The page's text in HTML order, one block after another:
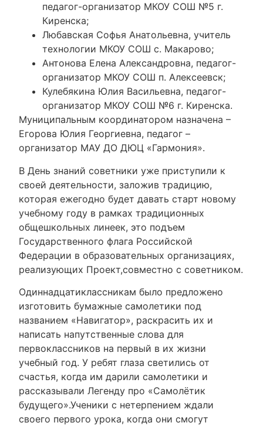
педагог-организатор МКОУ СОШ №5 г.
Киренска;
Любавская Софья Анатольевна, учитель
технологии МКОУ СОШ с. Макарово;
Антонова Елена Александровна, педагог-
организатор МКОУ СОШ п. Алексеевск;
Кулебякина Юлия Васильевна, педагог-
организатор МКОУ СОШ №6 г. Киренска.
Муниципальным координатором назначена –
Егорова Юлия Георгиевна, педагог –
организатор МАУ ДО ДЮЦ «Гармония».
В День знаний советники уже приступили к
своей деятельности, заложив традицию,
которая ежегодно будет давать старт новому
учебному году в рамках традиционных
общешкольных линеек, это подъем
Государственного флага Российской
Федерации в образовательных организациях,
реализующих Проект,совместно с советником.
Одиннадцатиклассникам было предложено
изготовить бумажные самолетики под
названием «Навигатор», раскрасить их и
написать напутственные слова для
первоклассников на первый в их жизни
учебный год. У ребят глаза светились от
счастья, когда им дарили самолетики и
рассказывали Легенду про «Самолётик
будущего».Ученики с нетерпением ждали
своего первого урока, когда они смогут